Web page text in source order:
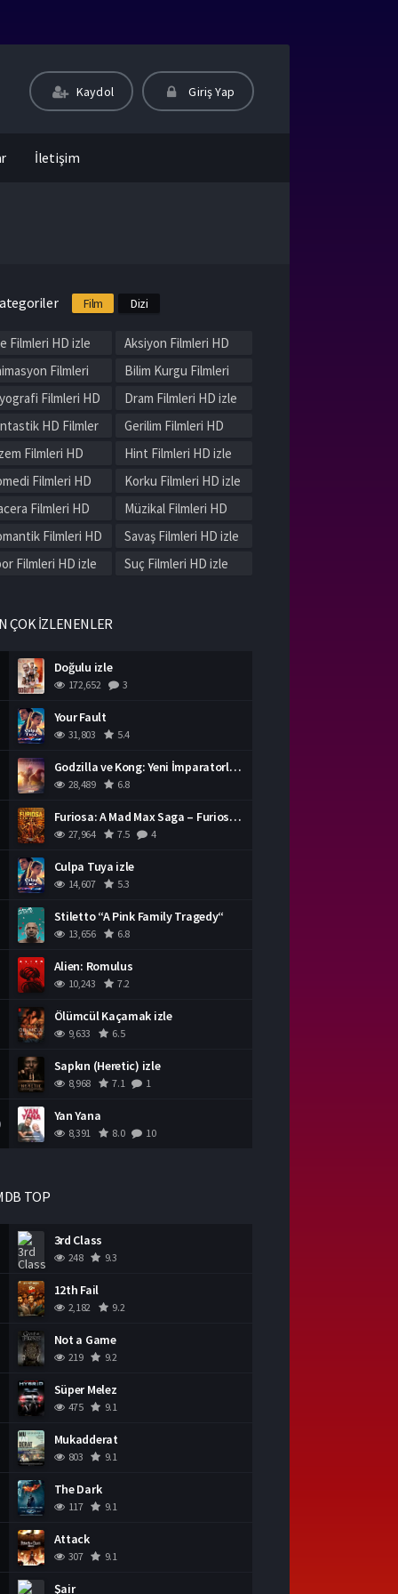
Kaydol Giriş Yap
İletişim
Film Dizi
Filmleri HD izle
Aksiyon Filmleri HD
izle
Filmleri
izle
Bilim Kurgu Filmleri
HD izle
Filmleri HD
Dram Filmleri HD izle
HD Filmler
Gerilim Filmleri HD
izle
Filmleri HD
Hint Filmleri HD izle
Filmleri HD
Korku Filmleri HD izle
Filmleri HD
Müzikal Filmleri HD
izle
Filmleri HD
Savaş Filmleri HD izle
Filmleri HD izle
Suç Filmleri HD izle
Filmleri HD izle
ÇOK İZLENENLER
Doğulu izle
172,652 3
Your Fault
31,803 5.4
Godzilla ve Kong: Yeni İmparatorluk izle
28,489 6.8
Furiosa: A Mad Max Saga – Furiosa Bir Mad Max Destanı
27,964 7.5 4
Culpa Tuya izle
14,607 5.3
Stiletto “A Pink Family Tragedy“
13,656 6.8
Alien: Romulus
10,243 7.2
Ölümcül Kaçamak izle
9,633 6.5
Sapkın (Heretic) izle
8,968 7.1 1
Yan Yana
8,391 8.0 10
TOP
3rd Class
248 9.3
12th Fail
2,182 9.2
Not a Game
219 9.2
Süper Melez
475 9.1
Mukadderat
803 9.1
The Dark
117 9.1
Attack
307 9.1
Şair